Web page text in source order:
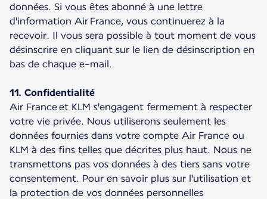
données. Si vous êtes abonné à une lettre
d'information Air France, vous continuerez à la
recevoir. Il vous sera possible à tout moment de vous
désinscrire en cliquant sur le lien de désinscription en
bas de chaque e-mail.
11. Confidentialité
Air France et KLM s'engagent fermement à respecter
votre vie privée. Nous utiliserons seulement les
données fournies dans votre compte Air France ou
KLM à des fins telles que décrites plus haut. Nous ne
transmettons pas vos données à des tiers sans votre
consentement. Pour en savoir plus sur l'utilisation et
la protection de vos données personnelles